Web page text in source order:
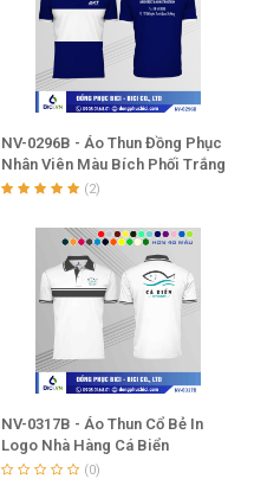
NV-0296B - Áo Thun Đồng Phục
Nhân Viên Màu Bích Phối Trắng
Ngang Thân Đẹp
(2)
NV-0317B - Áo Thun Cổ Bẻ In
Logo Nhà Hàng Cá Biển
(0)